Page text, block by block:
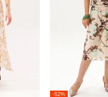
-52%